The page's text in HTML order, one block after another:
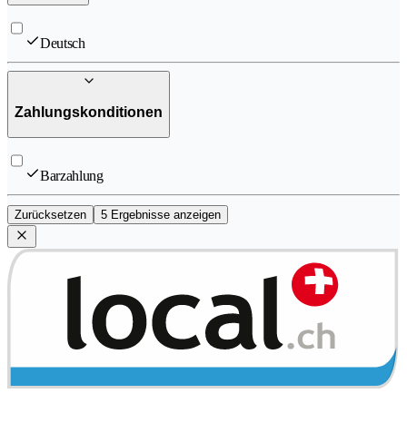
Deutsch
Zahlungskonditionen
Barzahlung
Zurücksetzen 5 Ergebnisse anzeigen